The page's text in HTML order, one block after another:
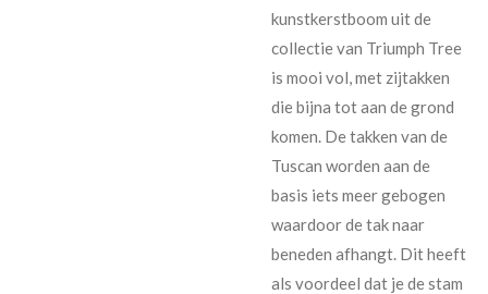
kunstkerstboom uit de
collectie van Triumph Tree
is mooi vol, met zijtakken
die bijna tot aan de grond
komen. De takken van de
Tuscan worden aan de
basis iets meer gebogen
waardoor de tak naar
beneden afhangt. Dit heeft
als voordeel dat je de stam